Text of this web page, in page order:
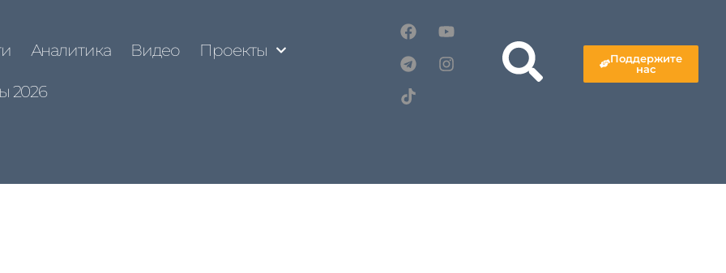
Аналитика Видео Проекты
2026
Поддержите
нас